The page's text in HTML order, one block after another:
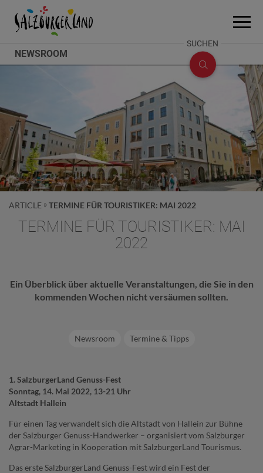
Zum InhaltAccesskey
[0]
Zum SeitenanfangAccesskey
[1]
Zum Fuß-BereichAccesskey
[2]
NEWSROOM
Menü
SUCHEN
SUCHE
ÖFFNEN
ARTICLE TERMINE FÜR TOURISTIKER: MAI 2022
TERMINE FÜR TOURISTIKER: MAI
2022
Ein Überblick über aktuelle Veranstaltungen, die Sie in den
kommenden Wochen nicht versäumen sollten.
Newsroom Termine & Tipps
1. SalzburgerLand Genuss-Fest
Sonntag, 14. Mai 2022, 13-21 Uhr
Altstadt Hallein
Für einen Tag verwandelt sich die Altstadt von Hallein zur Bühne
der Salzburger Genuss-Handwerker – organisiert vom Salzburger
Agrar-Marketing in Kooperation mit SalzburgerLand Tourismus.
Das erste SalzburgerLand Genuss-Fest wird ein Fest der